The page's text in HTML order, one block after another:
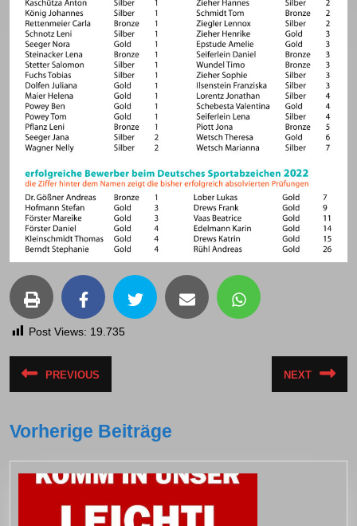
Post Views: 19.735
Beitragsnavigation
PREVIOUS
Vorheriger
Beitrag:
NEXT
Beitrag:
Vorherige Beiträge